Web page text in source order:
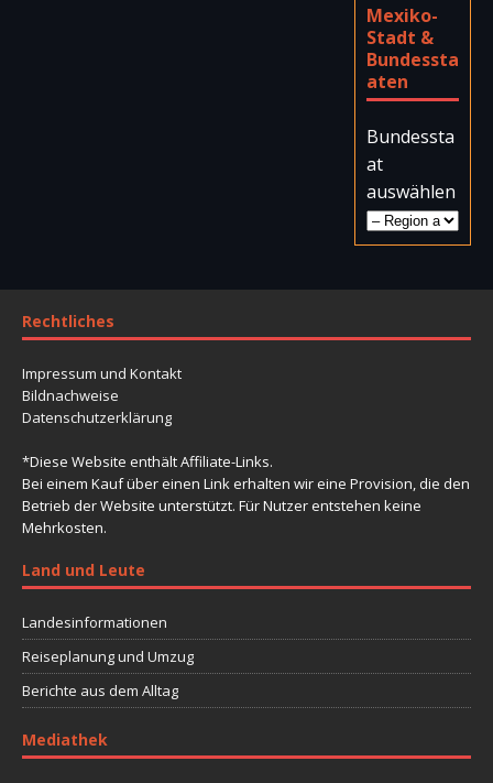
Mexiko-
Stadt &
Bundessta
aten
Bundessta
at
auswählen
Rechtliches
Impressum und Kontakt
Bildnachweise
Datenschutzerklärung
*Diese Website enthält Affiliate-Links.
Bei einem Kauf über einen Link erhalten wir eine Provision, die den
Betrieb der Website unterstützt. Für Nutzer entstehen keine
Mehrkosten.
Land und Leute
Landesinformationen
Reiseplanung und Umzug
Berichte aus dem Alltag
Mediathek